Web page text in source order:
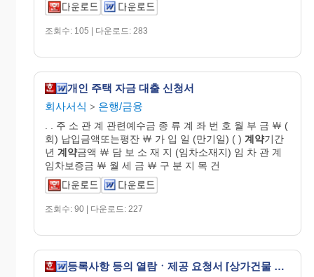
조회수: 105 | 다운로드: 283
개인 주택 자금 대출 신청서
회사서식 > 은행/금융
. . 주 소 관 계 관련예수금 종 류 계 좌 번 호 월 부 금 ￦ (
회) 납입금액또는평잔 ￦ 가 입 일 (만기일) ( ) 계약기간
년 계약금액 ￦ 담 보 소 재 지 (임차소재지) 임 차 관 계
임차보증금 ￦ 월 세 금 ￦ 구 분 지 목 건
조회수: 90 | 다운로드: 227
등록사항 등의 열람ㆍ제공 요청서 [상가건물 임대차보호법 시행령 서식1]